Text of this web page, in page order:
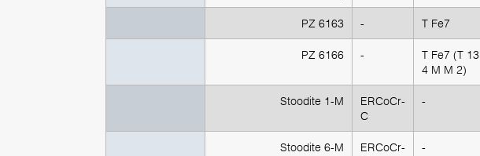
PZ 6163 - T Fe7
PZ 6166 -
T Fe7 (T 13
4 M M 2)
Stoodite 1-M
ERCoCr-
C
-
Stoodite 6-M
ERCoCr-
-